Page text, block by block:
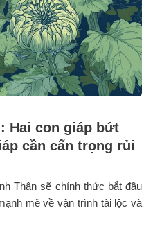
Hai con giáp bứt
cần cẩn trọng rủi
Thân sẽ chính thức bắt đầu
mẽ về vận trình tài lộc và